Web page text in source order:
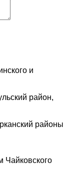
и
район,
районы
Чайковского